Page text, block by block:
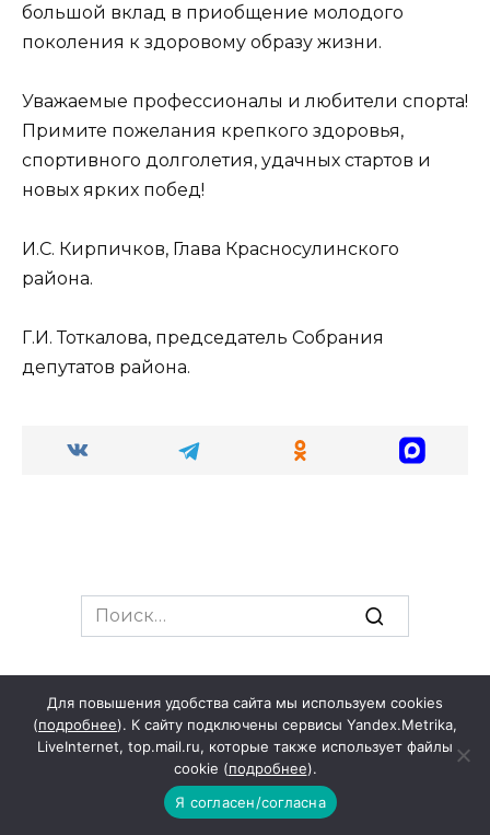
большой вклад в приобщение молодого
поколения к здоровому образу жизни.
Уважаемые профессионалы и любители спорта!
Примите пожелания крепкого здоровья,
спортивного долголетия, удачных стартов и
новых ярких побед!
И.С. Кирпичков, Глава Красносулинского
района.
Г.И. Тоткалова, председатель Собрания
депутатов района.
Search
for:
РЕГИОН
Для повышения удобства сайта мы используем cookies
(подробнее). К сайту подключены сервисы Yandex.Metrika,
LiveInternet, top.mail.ru, которые также использует файлы
cookie (подробнее).
Я согласен/согласна